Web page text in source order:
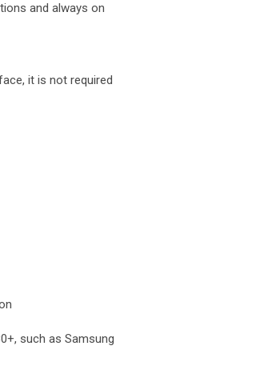
and always on
it is not required
such as Samsung